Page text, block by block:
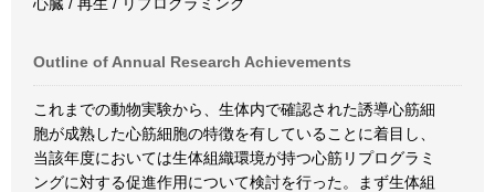
Outline of Annual Research Achievements
これまでの動物実験から、生体内で確認された誘導心筋細
胞が成熟した心筋細胞の特徴を有していることに着目し、
当該年度においては生体組織環境が持つ心筋リプログラミ
ングに対する促進作用について検討を行った。まず生体組